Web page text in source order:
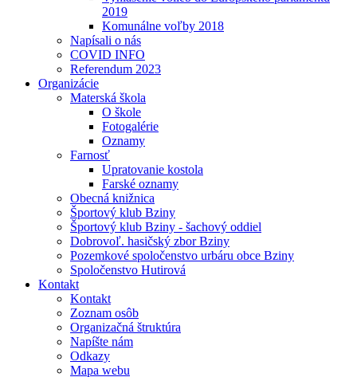
2019
Komunálne voľby 2018
Napísali o nás
COVID INFO
Referendum 2023
Organizácie
Materská škola
O škole
Fotogalérie
Oznamy
Farnosť
Upratovanie kostola
Farské oznamy
Obecná knižnica
Športový klub Bziny
Športový klub Bziny - šachový oddiel
Dobrovoľ. hasičský zbor Bziny
Pozemkové spoločenstvo urbáru obce Bziny
Spoločenstvo Hutirová
Kontakt
Kontakt
Zoznam osôb
Organizačná štruktúra
Napíšte nám
Odkazy
Mapa webu